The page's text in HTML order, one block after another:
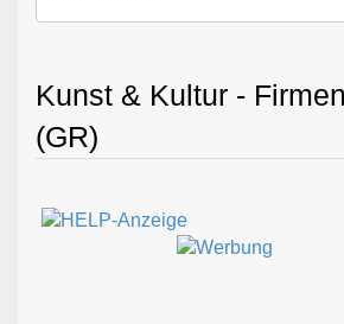
Kunst & Kultur -
(GR)